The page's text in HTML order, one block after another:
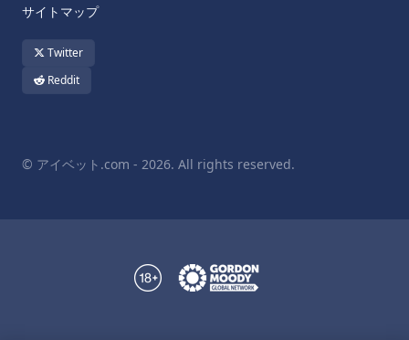
サイトマップ
Twitter
Reddit
© アイベット.com - 2026. All rights reserved.